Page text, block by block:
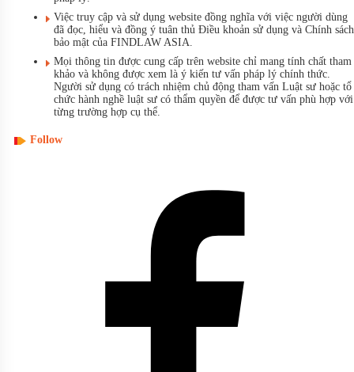
Việc truy cập và sử dụng website đồng nghĩa với việc người dùng
đã đọc, hiểu và đồng ý tuân thủ Điều khoản sử dụng và Chính sách
bảo mật của FINDLAW ASIA.
Mọi thông tin được cung cấp trên website chỉ mang tính chất tham
khảo và không được xem là ý kiến tư vấn pháp lý chính thức.
Người sử dụng có trách nhiệm chủ động tham vấn Luật sư hoặc tổ
chức hành nghề luật sư có thẩm quyền để được tư vấn phù hợp với
từng trường hợp cụ thể.
Follow